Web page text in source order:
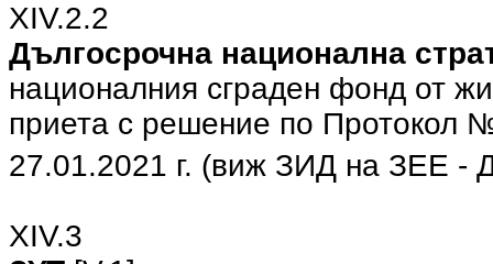
ХIV.2.2
Дългосрочна национална
националния сграден фонд от
приета с решение по Протокол
27.01.2021 г. (виж ЗИД на ЗЕЕ -
ХIV.3